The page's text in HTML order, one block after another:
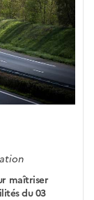
maîtriser
du 03